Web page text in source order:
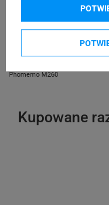
Phomemo M220
Phomemo M260
Kupowane